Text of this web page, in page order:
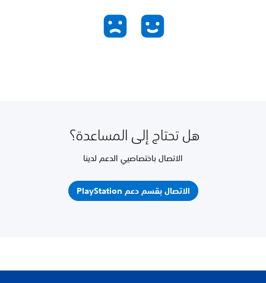
هل تحتاج إلى المساعدة؟
الاتصال باختصاصيي الدعم لدينا
الاتصال بقسم دعم PlayStation